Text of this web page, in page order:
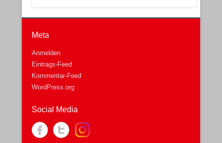
Meta
Anmelden
Eintrags-Feed
Kommentar-Feed
WordPress.org
Social Media